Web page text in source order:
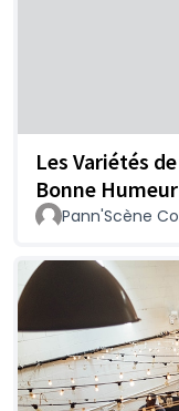
Les Variétés
Bonne
Pann'Scène